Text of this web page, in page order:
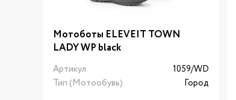
Мотоботы ELEVEIT TOWN
LADY WP black
Артикул
1059/WD
Тип (Мотообувь)
Город